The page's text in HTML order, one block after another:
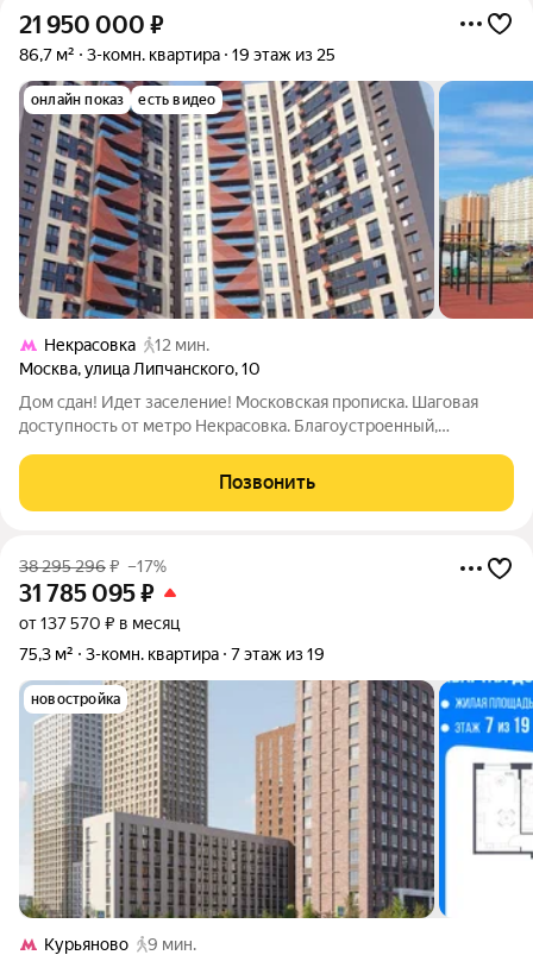
21 950 000 ₽
86,7 м² 3-комн. квартира 19 этаж из 25
онлайн показ есть видео
Некрасовка
12 мин.
Москва,улица Липчанского,10
Дом сдан! Идет заселение! Московская прописка. Шаговая
доступность от метро Некрасовка. Благоустроенный,
детских и спортивных площадок. Новые действующие школа,
детские сады, поликлиника. Возле
Позвонить
38 295 296₽ –17%
31 785 095₽
от 137 570 ₽ в месяц
75,3 м²
3-комн. квартира 7 этаж из 19
новостройка
Курьяново
9 мин.